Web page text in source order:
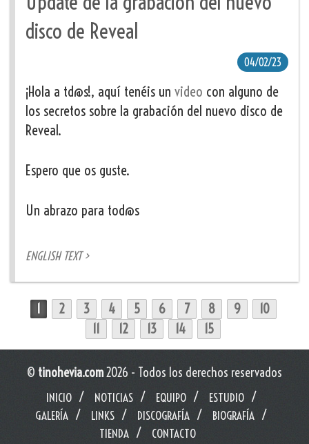
disco de Reveal
04/02/23
¡Hola a td@s!, aquí tenéis un video con alguno de
los secretos sobre la grabación del nuevo disco de
Reveal.
Espero que os guste.
Un abrazo para tod@s
ENGLISH TEXT >
1 2 3 4 5 6 7 8 9
10
11
12 13 14 15
© tinohevia.com2026 - Todos los derechos reservados
INICIO NOTICIAS EQUIPO
ESTUDIO
GALERÍA
LINKS DISCOGRAFÍA
BIOGRAFÍA
TIENDA
CONTACTO